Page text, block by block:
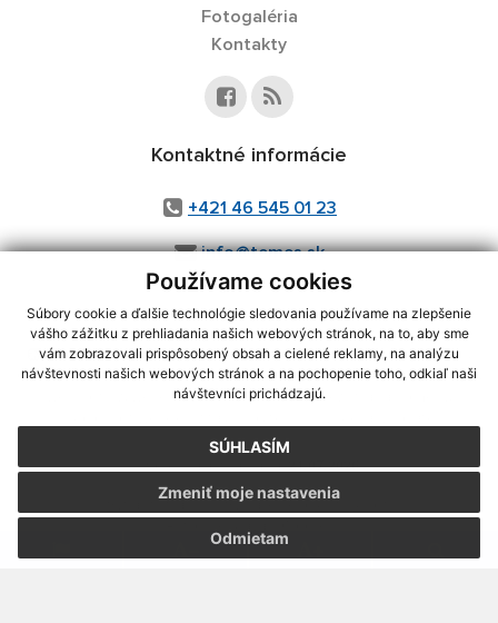
Používame cookies
Súbory cookie a ďalšie technológie sledovania používame na zlepšenie
vášho zážitku z prehliadania našich webových stránok, na to, aby sme
vám zobrazovali prispôsobený obsah a cielené reklamy, na analýzu
návštevnosti našich webových stránok a na pochopenie toho, odkiaľ naši
návštevníci prichádzajú.
SÚHLASÍM
Odmietam
Zmeniť moje nastavenia
Fotogaléria
Kontakty
Kontaktné informácie
+421 46 545 01 23
info@temes.sk
využite možnosť získavania aktuálnych informácií s využitím RSS
CMS systém (redakčný) systém ECHELON 2,Mapa stránok,web portál
webex.digital, s.r.o.,domény,registrácia domény
Posledná aktualizácia:21.07.2026
Vytlačiť stránku|Vyhlásenie o prístupnosti